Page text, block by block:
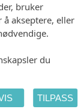
og last
deg for
"spesielle
oss på mail
bruker
akseptere, eller
du
TILPASS